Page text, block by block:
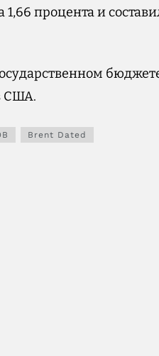
процента и
США.
Brent Dated